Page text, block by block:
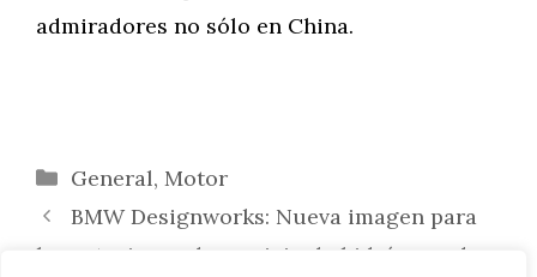
admiradores no sólo en China.
Categorías
General, Motor
BMW Designworks: Nueva imagen para
las estaciones de servicio de hidrógeno de